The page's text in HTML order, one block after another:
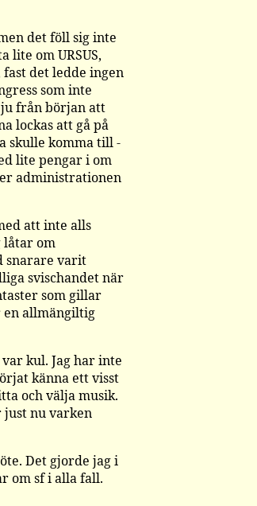
det föll sig inte
lite om URSUS,
det ledde ingen
som inte
från början att
lockas att gå på
skulle komma till -
lite pengar i om
administrationen
att inte alls
låtar om
snarare varit
svischandet när
som gillar
en allmängiltig
kul. Jag har inte
känna ett visst
och välja musik.
just nu varken
Det gjorde jag i
om sf i alla fall.